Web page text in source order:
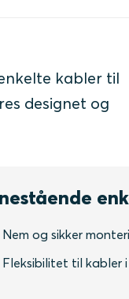
kabler til
designet og
Nem og sikker
Fleksibilitet til kabler